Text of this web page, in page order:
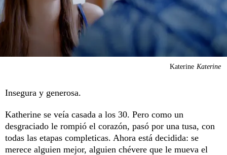
Katerine Katerine
Insegura y generosa.
Katherine se veía casada a los 30. Pero como un
desgraciado le rompió el corazón, pasó por una tusa, con
todas las etapas completicas. Ahora está decidida: se
merece alguien mejor, alguien chévere que le mueva el